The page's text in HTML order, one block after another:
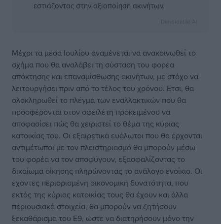
εστιάζοντας στην αξιοποίηση ακινήτων.
Μέχρι τα μέσα Ιουλίου αναμένεται να ανακοινωθεί το
σχήμα που θα αναλάβει τη σύσταση του φορέα
απόκτησης και επαναμίσθωσης ακινήτων, με στόχο να
λειτουργήσει πριν από το τέλος του χρόνου. Ετσι, θα
ολοκληρωθεί το πλέγμα των εναλλακτικών που θα
προσφέρονται στον οφειλέτη προκειμένου να
αποφασίσει πώς θα χειριστεί το θέμα της κύριας
κατοικίας του. Οι εξαιρετικά ευάλωτοι που θα έρχονται
αντιμέτωποι με τον πλειστηριασμό θα μπορούν μέσω
του φορέα να τον αποφύγουν, εξασφαλίζοντας το
δικαίωμα οίκησης πληρώνοντας το ανάλογο ενοίκιο. Οι
έχοντες περιορισμένη οικονομική δυνατότητα, που
εκτός της κύριας κατοικίας τους θα έχουν και άλλα
περιουσιακά στοιχεία, θα μπορούν να ζητήσουν
ξεκαθάρισμα του Ε9, ώστε να διατηρήσουν μόνο την